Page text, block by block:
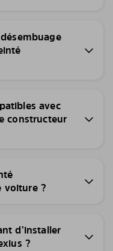
avec
constructeur
voiture ?
d’installer
?